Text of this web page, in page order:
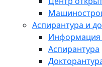
Аспирантура и
Информация
Аспирантура